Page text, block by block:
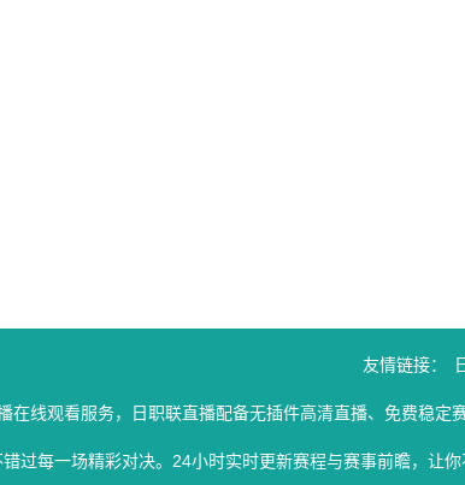
友情链接：
在线观看服务，日职联直播配备无插件高清直播、免费稳
过每一场精彩对决。24小时实时更新赛程与赛事前瞻，让